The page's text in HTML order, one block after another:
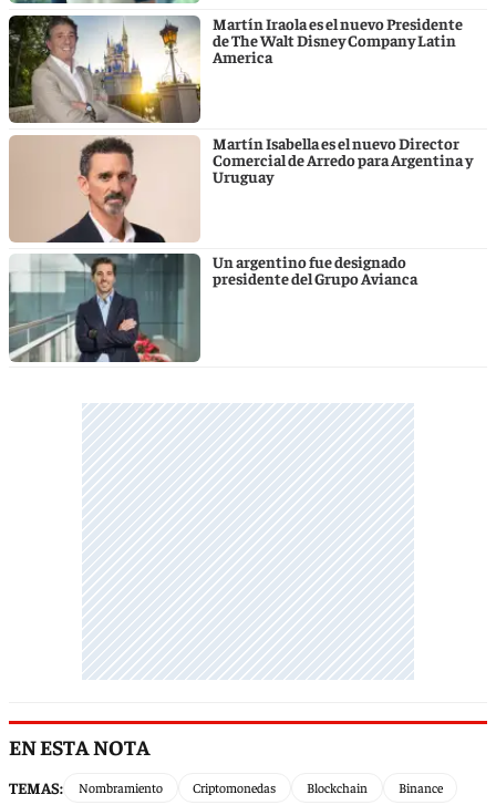
Martín Iraola es el nuevo Presidente
de The Walt Disney Company Latin
America
Martín Isabella es el nuevo Director
Comercial de Arredo para Argentina y
Uruguay
Un argentino fue designado
presidente del Grupo Avianca
EN ESTA NOTA
TEMAS: Nombramiento Criptomonedas Blockchain Binance